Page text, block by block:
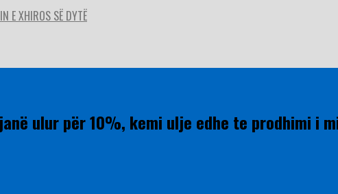
E XHIROS SË DYTË
ulur për 10%, kemi ulje edhe te prodhimi i